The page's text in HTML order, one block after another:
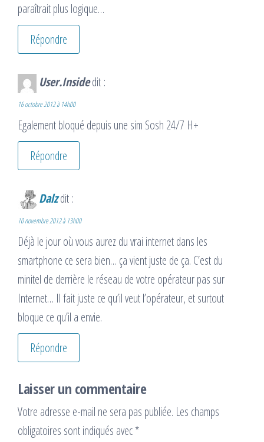
paraîtrait plus logique…
Répondre
User.Insidedit :
16 octobre 2012 à 14h00
Egalement bloqué depuis une sim Sosh 24/7 H+
Répondre
Dalzdit :
10 novembre 2012 à 13h00
Déjà le jour où vous aurez du vrai internet dans les
smartphone ce sera bien… ça vient juste de ça. C’est du
minitel de derrière le réseau de votre opérateur pas sur
Internet… Il fait juste ce qu’il veut l’opérateur, et surtout
bloque ce qu’il a envie.
Répondre
Laisser un commentaire
Votre adresse e-mail ne sera pas publiée. Les champs
obligatoires sont indiqués avec*